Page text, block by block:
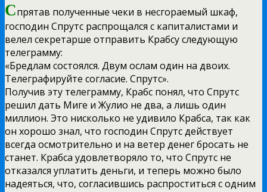
Спрятав полученные чеки в несгораемый шкаф,
господин Спрутс распрощался с капиталистами и
велел секретарше отправить Крабсу следующую
телеграмму:
«Бредлам состоялся. Двум ослам один на двоих.
Телеграфируйте согласие. Спрутс».
Получив эту телеграмму, Крабс понял, что Спрутс
решил дать Миге и Жулио не два, а лишь один
миллион. Это нисколько не удивило Крабса, так как
он хорошо знал, что господин Спрутс действует
всегда осмотрительно и на ветер денег бросать не
станет. Крабса удовлетворяло то, что Спрутс не
отказался уплатить деньги, и теперь можно было
надеяться, что, согласившись распроститься с одним